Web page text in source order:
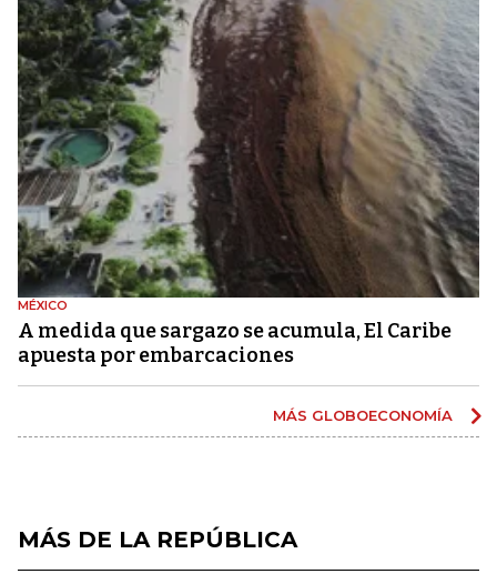
MÉXICO
A medida que sargazo se acumula, El Caribe
apuesta por embarcaciones
MÁS GLOBOECONOMÍA
MÁS DE LA REPÚBLICA